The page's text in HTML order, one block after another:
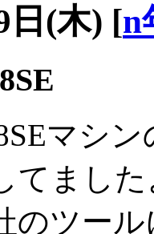
日(木) [n
マシ
てまし
のツー